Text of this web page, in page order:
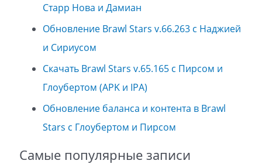
Старр Нова и Дамиан
Обновление Brawl Stars v.66.263 с Наджией
и Сириусом
Скачать Brawl Stars v.65.165 с Пирсом и
Глоубертом (APK и IPA)
Обновление баланса и контента в Brawl
Stars с Глоубертом и Пирсом
Самые популярные записи